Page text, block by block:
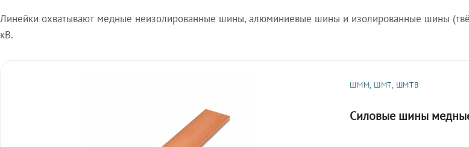
Линейки охватывают медные неизолированные шины, алюминиевые шины и изолированные шины
кВ.
ШММ, ШМТ, ШМТВ
Силовые шины